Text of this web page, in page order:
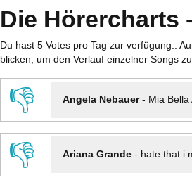
Die Hörercharts
Du hast 5 Votes pro Tag zur verfügung..
blicken, um den Verlauf einzelner Songs
👎 Angela Nebauer- Mia Bella
👎
Ariana Grande- hate that i